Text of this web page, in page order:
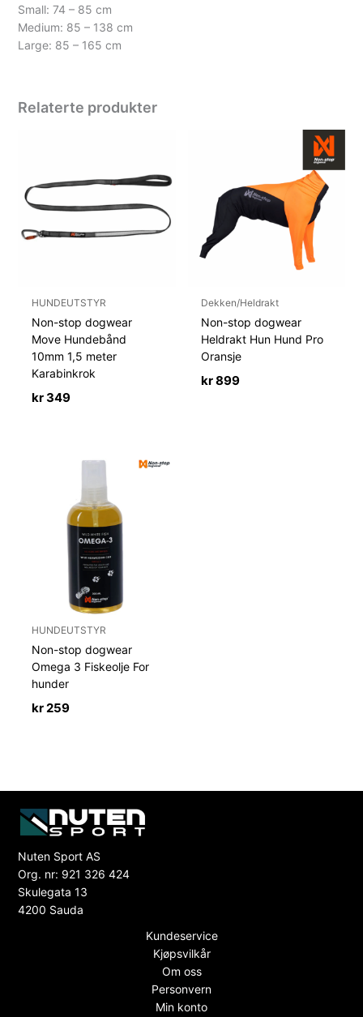
Small: 74 – 85 cm
Medium: 85 – 138 cm
Large: 85 – 165 cm
Relaterte produkter
HUNDEUTSTYR
Non-stop dogwear
Move Hundebånd
10mm 1,5 meter
Karabinkrok
kr349
Dekken/Heldrakt
Non-stop dogwear
Heldrakt Hun Hund Pro
Oransje
kr899
HUNDEUTSTYR
Non-stop dogwear
Omega 3 Fiskeolje For
hunder
kr259
Nuten Sport AS
Org. nr: 921 326 424
Skulegata 13
4200 Sauda
Kundeservice
Kjøpsvilkår
Om oss
Personvern
Min konto